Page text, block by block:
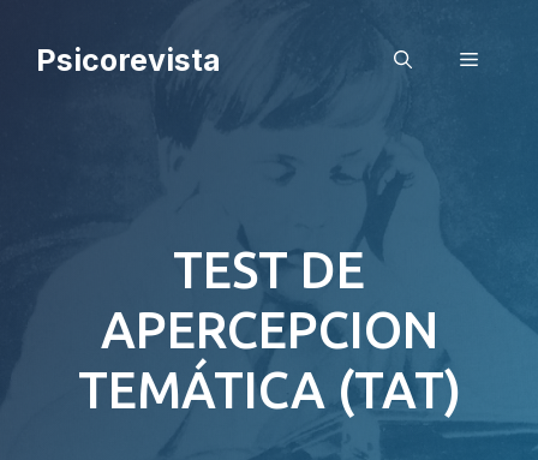
Psicorevista Menú
TEST DE
APERCEPCION
TEMÁTICA (TAT)